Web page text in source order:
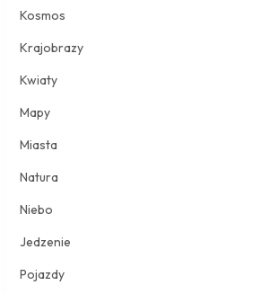
Kosmos
Krajobrazy
Kwiaty
Mapy
Miasta
Natura
Niebo
Jedzenie
Pojazdy